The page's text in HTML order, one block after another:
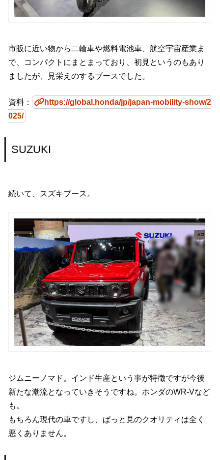
市販に近い物から二輪車や燃料電池車、航空宇宙産業ま
で、コンパクトにまとまっており、初見というのもあり
ましたが、見栄えのするブースでした。
資料：
https://global.honda/jp/japan-mobility-show/2
025/
SUZUKI
続いて、スズキブース。
ジムニーノマド。インド生産という事が特徴ですが今後
新たな潮流となっていきそうですね。ホンダのWR-Vなど
も。
もちろん現代の車ですし、ぱっと見のクオリティは全く
悪くありません。